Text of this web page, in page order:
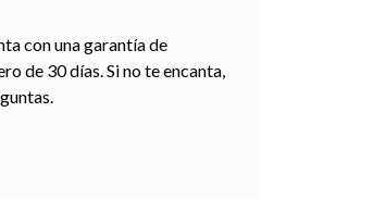
con una garantía de
de 30 días. Si no te encanta,